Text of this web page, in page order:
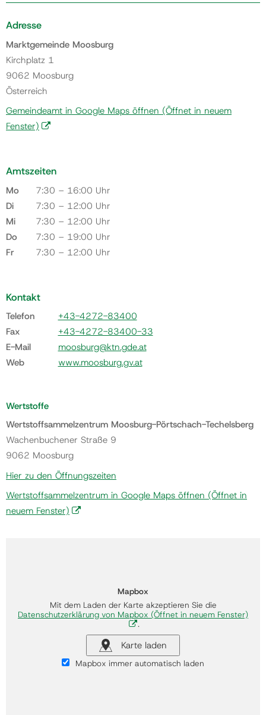
Adresse
Marktgemeinde Moosburg
Kirchplatz 1
9062 Moosburg
Österreich
Gemeindeamt in Google Maps öffnen (Öffnet in neuem
Fenster)
Amtszeiten
Mo
7:30 – 16:00 Uhr
Di
7:30 – 12:00 Uhr
Mi
7:30 – 12:00 Uhr
Do
7:30 – 19:00 Uhr
Fr
7:30 – 12:00 Uhr
Kontakt
Telefon
+43-4272-83400
Fax
+43-4272-83400-33
E-Mail
moosburg@ktn.gde.at
Web
www.moosburg.gv.at
Wertstoffe
Wertstoffsammelzentrum Moosburg-Pörtschach-Techelsberg
Wachenbuchener Straße 9
9062 Moosburg
Hier zu den Öffnungszeiten
Wertstoffsammelzentrum in Google Maps öffnen (Öffnet in
neuem Fenster)
Mapbox
Mit dem Laden der Karte akzeptieren Sie die
Datenschutzerklärung von Mapbox (Öffnet in neuem Fenster)
.
Karte laden
Mapbox immer automatisch laden